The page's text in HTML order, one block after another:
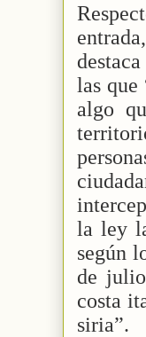
las que
algo
la ley
según
de
costa
siria”.